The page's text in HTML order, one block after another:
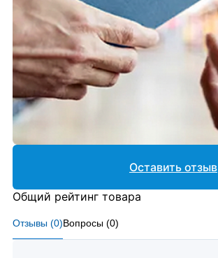
Отзывы (0)Вопросы (0)
Оставить отзыв
Общий рейтинг товара